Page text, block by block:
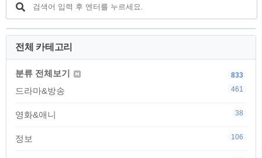
전체 카테고리
분류 전체보기 833
드라마&방송 461
영화&애니 38
정보 106